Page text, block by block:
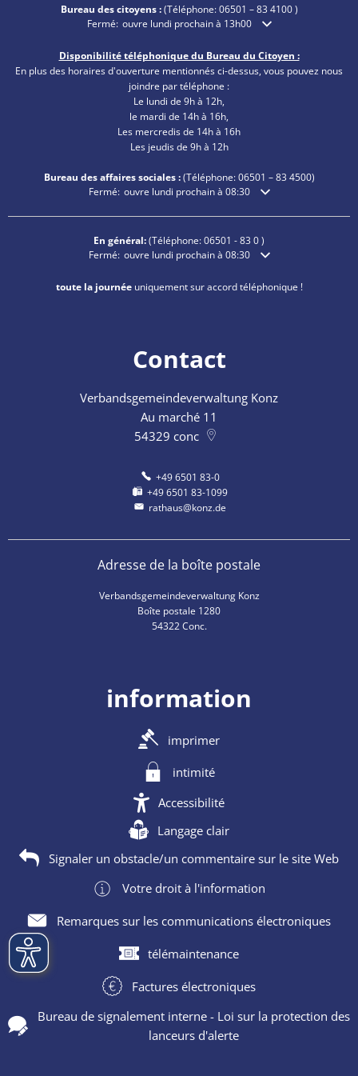
Bureau des citoyens :(Téléphone:06501 – 83 4100)
Cliquez pour masquer les heures d'ouverture ou de
Fermé: ouvre lundi prochain à 13h00
Disponibilité téléphonique du Bureau du Citoyen :
En plus des horaires d'ouverture mentionnés ci-dessus, vous pouvez nous
joindre par téléphone :
Le lundi de 9h à 12h,
le mardi de 14h à 16h,
Les mercredis de 14h à 16h
Les jeudis de 9h à 12h
Bureau des affaires sociales :(Téléphone:06501 – 834500)
Cliquez pour masquer les heures d'ouverture ou de
Fermé: ouvre lundi prochain à 08:30
En général:(Téléphone:06501 - 83 0)
Cliquez pour masquer les heures d'ouverture ou de
Fermé: ouvre lundi prochain à 08:30
toute la journéeuniquement sur accord téléphonique !
Contact
Verbandsgemeindeverwaltung Konz
Au marché 11
54329 conc
+49 6501 83-0
+49 6501 83-1099
rathaus@konz.de
Adresse de la boîte postale
Verbandsgemeindeverwaltung Konz
Boîte postale 1280
54322 Conc.
information
imprimer
intimité
Accessibilité
Langage clair
Signaler un obstacle/un commentaire sur le site Web
Votre droit à l'information
Remarques sur les communications électroniques
télémaintenance
Factures électroniques
Bureau de signalement interne - Loi sur la protection des
lanceurs d'alerte